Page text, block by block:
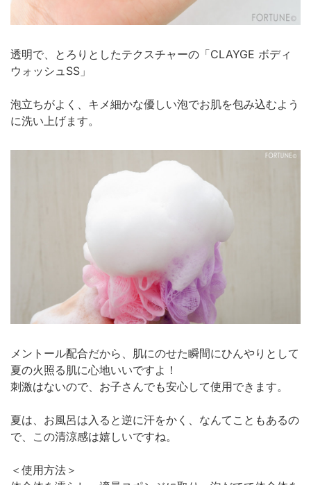
透明で、とろりとしたテクスチャーの「CLAYGE ボディ
ウォッシュSS」
泡立ちがよく、キメ細かな優しい泡でお肌を包み込むよう
に洗い上げます。
メントール配合だから、肌にのせた瞬間にひんやりとして
夏の火照る肌に心地いいですよ！
刺激はないので、お子さんでも安心して使用できます。
夏は、お風呂は入ると逆に汗をかく、なんてこともあるの
で、この清涼感は嬉しいですね。
＜使用方法＞